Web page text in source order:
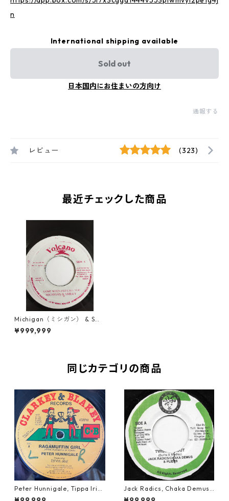
n
International shipping available
Sold out
日本国内にお住まいの方向け
通報する
レビュー (323)
最近チェックした商品
Michigan（ミシガン） & Smil
ey（スマイリー） ‎– Come W
hen Jah Call You【7inch】
¥999,999
同じカテゴリの商品
Peter Hunnigale, Tippa Irie
- Raggamuffin Girl【12-50
Jack Radics, Chaka Demus
& Pliers - Twist And Shout